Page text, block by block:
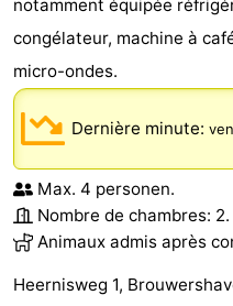
notamment équipée
congélateur, machine à
micro-ondes.
Dernière minute:
Max. 4 personen.
Nombre de chambres: 2.
Animaux admis après
Heernisweg 1,